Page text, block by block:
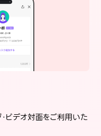
・ビデオ対面をご利用いた